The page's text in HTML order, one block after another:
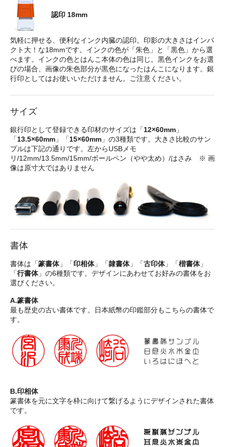
認印 18mm
気軽に押せる、便利なインク内臓の認印。印影の大きさはインパ
クト大！な18mmです。インクの色が「朱色」と「黒色」から選
べます。インクの色とはんこ本体の色は同じ。黒色インクをお選
びの場合、画像の朱色部分が黒色になったはんこになります。銀
行印としてはお使いいただけません。ご注意ください。
サイズ
銀行印として登録できる印材のサイズは「12×60mm 」
「13.5×60mm 」「15×60mm 」の3種類です。大きさ比較のサン
プルは下記の通りです。左からUSBメモ
リ/12mm/13.5mm/15mm/ボールペン（やや太め）/はさみ ※ 画
像は原寸大ではありません
書体
書体は「篆書体」「印相体」「隷書体」「古印体」「楷書体」
「行書体」の6種類です。デザインにあわせてお好みの書体をお
選びください。
A.篆書体
最も歴史の古い書体です。日本紙幣の印鑑部分もこちらの書体で
す。
B.印相体
篆書体を元に文字を枠に向けて繋げるようにデザインされた書体
です。